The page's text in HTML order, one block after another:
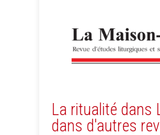
La ritualité dans
dans d'autres